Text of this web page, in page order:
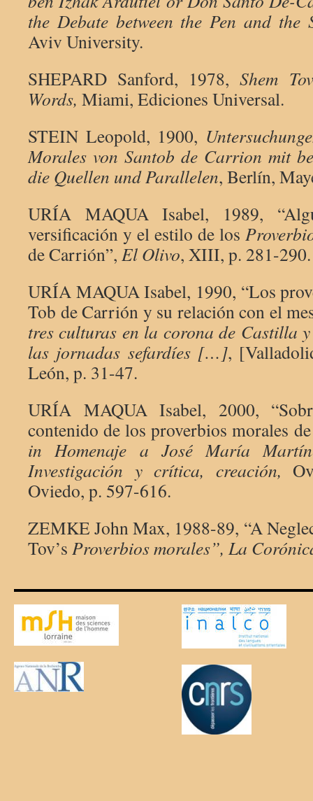
the Debate between the Pen and the
Aviv University.
SHEPARD Sanford, 1978,Shem
Words, Miami, Ediciones Universal.
STEIN Leopold, 1900,
Morales von Santob de Carrion mit
die Quellen und Parallelen, Berlín,
URÍA MAQUA Isabel, 1989,
versificación y el estilo de los
de Carrión”, El Olivo, XIII, p. 281-290.
URÍA MAQUA Isabel, 1990, “Los
Tob de Carrión y su relación con el
tres culturas en la corona de Castilla
las jornadas sefardíes […],
León, p. 31-47.
URÍA MAQUA Isabel, 2000,
contenido de los proverbios morales
in Homenaje a José María
Investigación y crítica, creación,
Oviedo, p. 597-616.
ZEMKE John Max, 1988-89, “A
Tov’s Proverbios morales”, La